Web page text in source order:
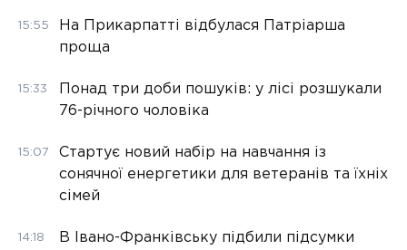
15:55
На Прикарпатті відбулася Патріарша
проща
15:33
Понад три доби пошуків: у лісі розшукали
76-річного чоловіка
15:07
Стартує новий набір на навчання із
сонячної енергетики для ветеранів та їхніх
сімей
14:18
В Івано-Франківську підбили підсумки